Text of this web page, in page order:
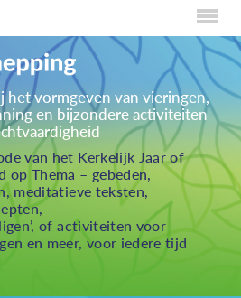
het vormgeven van vieringen,
en bijzondere activiteiten
van het Kerkelijk Jaar of
op Thema – gebeden,
meditatieve teksten,
of activiteiten voor
en meer, voor iedere tijd